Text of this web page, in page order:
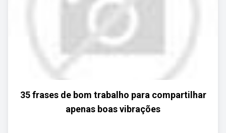
35 frases de bom trabalho para compartilhar
apenas boas vibrações